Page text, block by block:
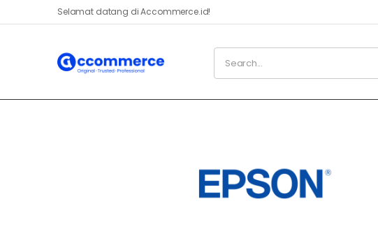
Selamat datang di Accommerce.id!